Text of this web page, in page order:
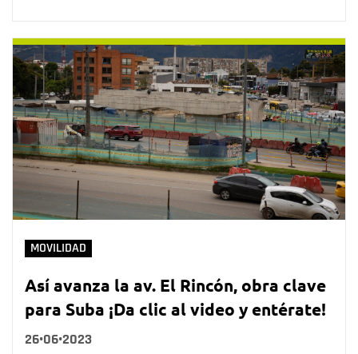
MOVILIDAD
Así avanza la av. El Rincón, obra clave
para Suba ¡Da clic al video y entérate!
26•06•2023